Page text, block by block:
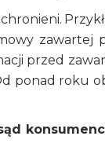
zawartej
przed
ponad roku